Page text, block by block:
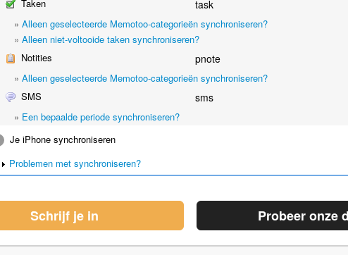
Taken
task
» Alleen geselecteerde Memotoo-categorieën synchroniseren?
» Alleen niet-voltooide taken synchroniseren?
Notities
pnote
» Alleen geselecteerde Memotoo-categorieën synchroniseren?
SMS
sms
» Een bepaalde periode synchroniseren?
Je iPhone synchroniseren
Problemen met synchroniseren?
Schrijf je in Probeer onze